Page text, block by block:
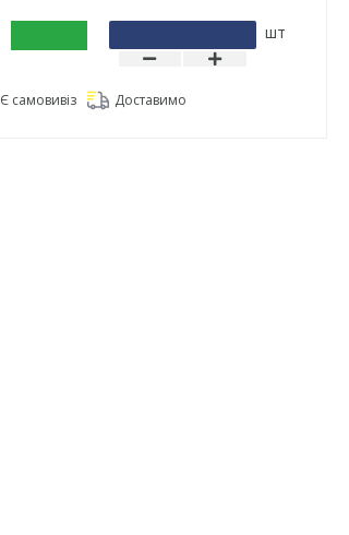
шт
Є самовивіз Доставимо